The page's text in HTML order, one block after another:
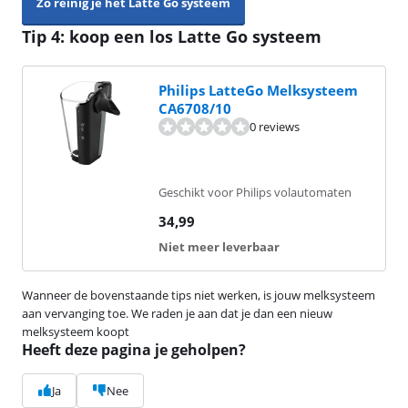
Tip 4: koop een los Latte Go systeem
Wanneer de bovenstaande tips niet werken, is jouw melksysteem
aan vervanging toe. We raden je aan dat je dan een nieuw
melksysteem koopt
Philips LatteGo Melksysteem
CA6708/10
0 reviews
Geschikt voor Philips volautomaten
34,99
Niet meer leverbaar
Heeft deze pagina je geholpen?
Ja Nee